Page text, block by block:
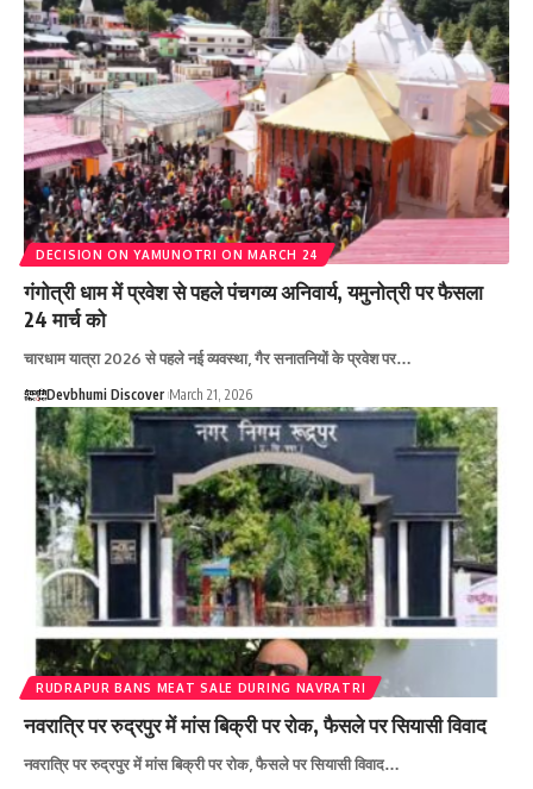
DECISION ON YAMUNOTRI ON MARCH 24
गंगोत्री धाम में प्रवेश से पहले पंचगव्य अनिवार्य, यमुनोत्री पर फैसला
24 मार्च को
चारधाम यात्रा 2026 से पहले नई व्यवस्था, गैर सनातनियों के प्रवेश पर…
Devbhumi Discover March 21, 2026
RUDRAPUR BANS MEAT SALE DURING NAVRATRI
नवरात्रि पर रुद्रपुर में मांस बिक्री पर रोक, फैसले पर सियासी विवाद
नवरात्रि पर रुद्रपुर में मांस बिक्री पर रोक, फैसले पर सियासी विवाद…